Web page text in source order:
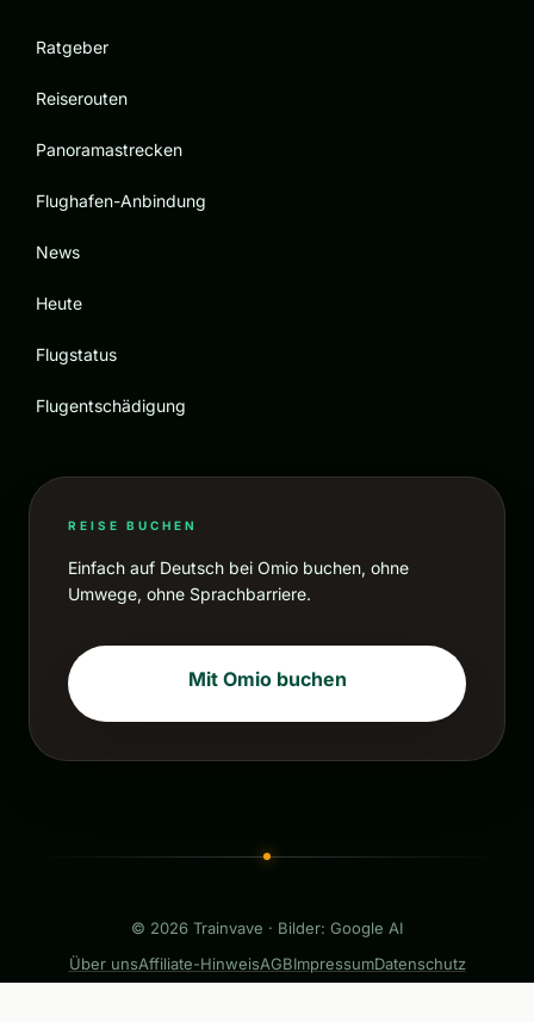
Ratgeber
Reiserouten
Panoramastrecken
Flughafen-Anbindung
News
Heute
Flugstatus
Flugentschädigung
REISE BUCHEN
Einfach auf Deutsch bei Omio buchen, ohne
Umwege, ohne Sprachbarriere.
Mit Omio buchen
© 2026 Trainvave · Bilder: Google AI
Über unsAffiliate-HinweisAGBImpressumDatenschutz